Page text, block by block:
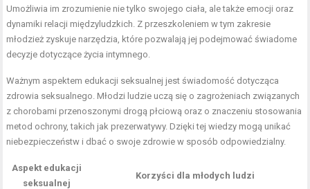
Umożliwia im zrozumienie nie tylko swojego ciała, ale także emocji oraz
dynamiki relacji międzyludzkich. Z przeszkoleniem w tym zakresie
młodzież zyskuje narzędzia, które pozwalają jej podejmować świadome
decyzje dotyczące życia intymnego.
Ważnym aspektem edukacji seksualnej jest świadomość dotycząca
zdrowia seksualnego. Młodzi ludzie uczą się o zagrożeniach związanych
z chorobami przenoszonymi drogą płciową oraz o znaczeniu stosowania
metod ochrony, takich jak prezerwatywy. Dzięki tej wiedzy mogą unikać
niebezpieczeństw i dbać o swoje zdrowie w sposób odpowiedzialny.
Aspekt edukacji
seksualnej
Korzyści dla młodych ludzi